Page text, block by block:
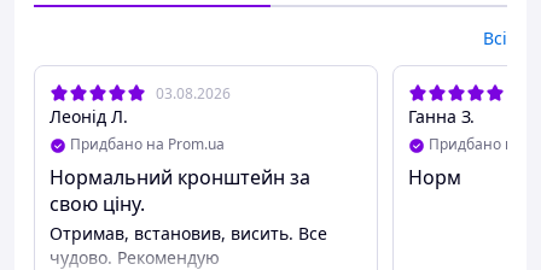
Всі
03.08.2026
Леонід Л.
Придбано на Prom.ua
Нормальний кронштейн за
свою ціну.
Отримав, встановив, висить. Все
чудово. Рекомендую
Ганна З.
Придбано на
Норм